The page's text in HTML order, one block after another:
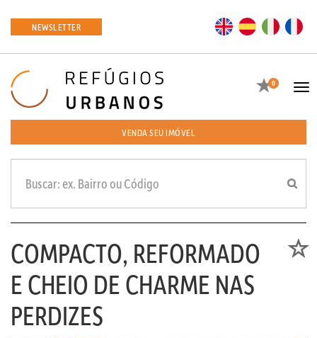
NEWSLETTER EN ES
Favoritos
0
VENDA SEU IMÓVEL
COMPACTO, REFORMADO
E CHEIO DE CHARME NAS
PERDIZES